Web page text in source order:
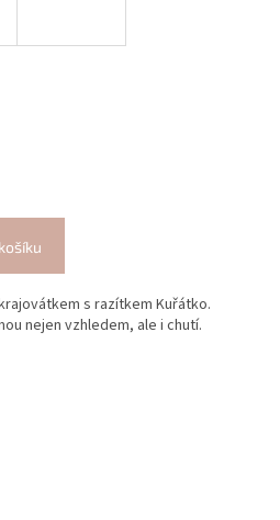
s razítkem Kuřátko.
nejen vzhledem, ale i chutí.